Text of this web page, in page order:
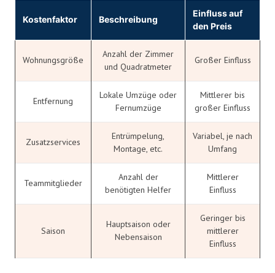
Kostenfaktor Beschreibung
Einfluss auf
den Preis
Wohnungsgröße
Anzahl der Zimmer
und Quadratmeter
Großer Einfluss
Entfernung
Lokale Umzüge oder
Fernumzüge
Mittlerer bis
großer Einfluss
Zusatzservices
Entrümpelung,
Montage, etc.
Variabel, je nach
Umfang
Teammitglieder
Anzahl der
benötigten Helfer
Mittlerer
Einfluss
Saison
Hauptsaison oder
Nebensaison
Geringer bis
mittlerer
Einfluss